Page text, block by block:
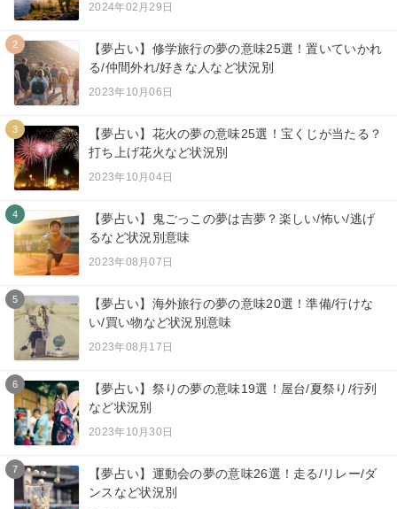
2024年02月29日
2
【夢占い】修学旅行の夢の意味25選！置いていかれ
る/仲間外れ/好きな人など状況別
2023年10月06日
3
【夢占い】花火の夢の意味25選！宝くじが当たる？
打ち上げ花火など状況別
2023年10月04日
4
【夢占い】鬼ごっこの夢は吉夢？楽しい/怖い/逃げ
るなど状況別意味
2023年08月07日
5
【夢占い】海外旅行の夢の意味20選！準備/行けな
い/買い物など状況別意味
2023年08月17日
6
【夢占い】祭りの夢の意味19選！屋台/夏祭り/行列
など状況別
2023年10月30日
7
【夢占い】運動会の夢の意味26選！走る/リレー/ダ
ンスなど状況別